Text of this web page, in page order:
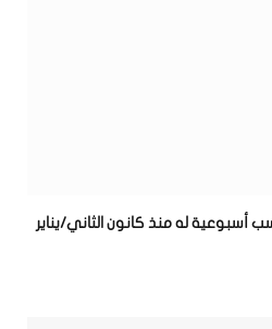
أسبوعية له منذ كانون الثاني/يناير